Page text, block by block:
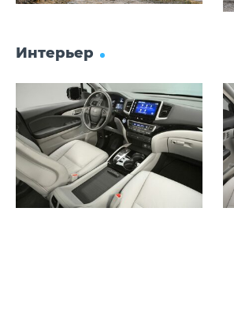
Интерьер